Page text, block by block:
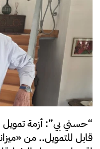
“حسني بي”: أزمة تمويل
قابل للتمويل.. من